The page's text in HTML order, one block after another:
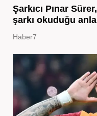
Şarkıcı Pınar
şarkı okuduğu
Haber7